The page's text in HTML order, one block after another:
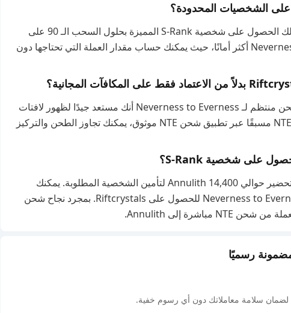
لا، اللعبة تزيل النظام التقليدي 50/50، مما يضمن لك الحصول على شخصية S-Rank المميزة بحلول السحب الـ 90 على
الأكثر. هذا يجعل تخطيطك لشحن Neverness to Everness أكثر أمانًا، حيث يمكنك حساب مقدار العملة التي تحتاجها دون
تضمن إمدادات ثابتة من Riftcrystals من خلال شحن منتظم لـ Neverness to Everness أنك مستعد جيدًا لظهور لافتات
الشخصيات غير المتوقعة. من خلال معالجة شحن NTE مسبقًا عبر تطبيق شحن NTE موثوق، يمكنك تجاوز الطحن والتركيز
مع تحديد الحد الأقصى للسحب عند 90، تحتاج إلى تحضير حوالي 14,400 Annulith لتأمين الشخصية المطلوبة. يمكنك
الوصول إلى هذا الهدف من خلال إكمال شحن Neverness to Everness للحصول على Riftcrystals. بمجرد نجاح شحن
سلامة معاملاتك دون أي رسوم خفية.